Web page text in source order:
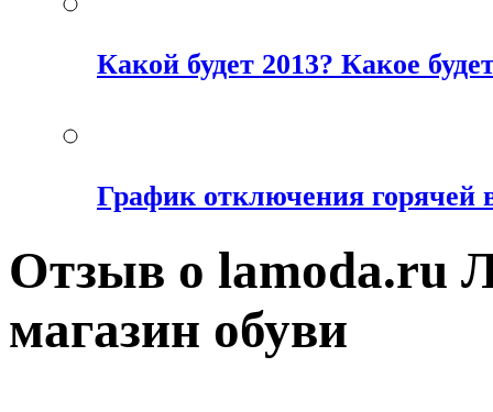
Какой будет 2013? Какое
График отключения горячей
Отзыв о lamoda.ru
магазин обуви